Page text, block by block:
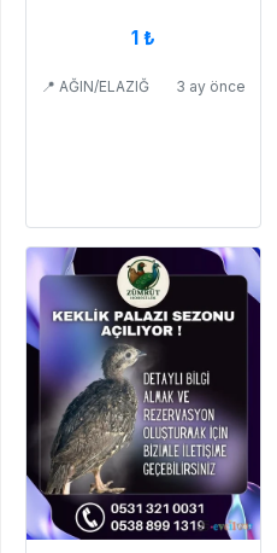
1 ₺
📍 AĞIN/ELAZIĞ 3 ay önce